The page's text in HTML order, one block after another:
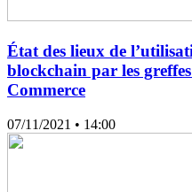
État des lieux de
blockchain par les
Commerce
07/11/2021 • 14:00